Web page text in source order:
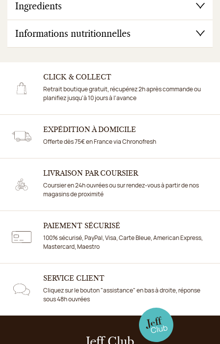
Ingredients
Informations nutritionnelles
CLICK & COLLECT
Retrait boutique gratuit, récupérez 2h après commande ou
planifiez jusqu'à 10 jours à l'avance
EXPÉDITION À DOMICILE
Offerte dès 75€ en France via Chronofresh
LIVRAISON PAR COURSIER
Coursier en 24h ouvrées ou sur rendez-vous à partir de nos
magasins de proximité
PAIEMENT SÉCURISÉ
100% sécurisé, PayPal, Visa, Carte Bleue, American Express,
Mastercard, Maestro
SERVICE CLIENT
Cliquez sur le bouton "assistance" en bas à droite, réponse
sous 48h ouvrées